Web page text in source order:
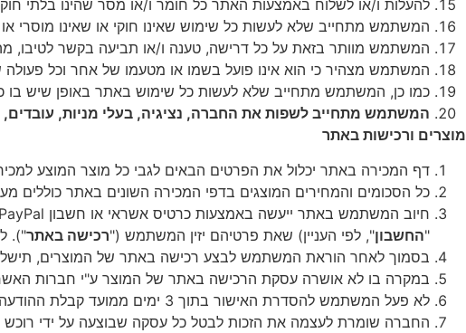
להעלות ו/או לשלוח באמצעות האתר כל חומר ו/או מסר שהינו בלתי
המשתמש מתחייב שלא לעשות כל שימוש שאינו חוקי או שאינו מוסרי או
המשתמש מוותר בזאת על כל דרישה, טענה ו/או תביעה בקשר לטיבו,
המשתמש מצהיר כי הוא אינו פועל בשמו או מטעמו של אחר וכל פעולה
כמו כן, המשתמש מתחייב שלא לעשות כל שימוש באתר באופן שיש בו
המשתמש מתחייב לשפות את החברה, נציגיה, בעלי מניות, עובדים,
מוצרים ורכישות באתר
דף המכירה באתר יכלול את הפרטים הבאים לגבי כל מוצר המוצע
כל הסכומים והמחירים המוצגים בדפי המכירה השונים באתר כוללים מע
חיוב המשתמש באתר ייעשה באמצעות כרטיס אשראי או חשבון
"החשבון", לפי העניין) שאת פרטיהם יזין המשתמש ("רכישה באתר").
בסמוך לאחר הוראת המשתמש לבצע רכישה באתר של המוצרים,
במקרה בו לא אושרה עסקת הרכישה באתר של המוצר ע"י חברות
לא פעל המשתמש להסדרת האישור בתוך ימים ממועד קבלת ההודעה
החברה שומרת לעצמה את הזכות לבטל כל עסקה שבוצעה על ידי רוכש